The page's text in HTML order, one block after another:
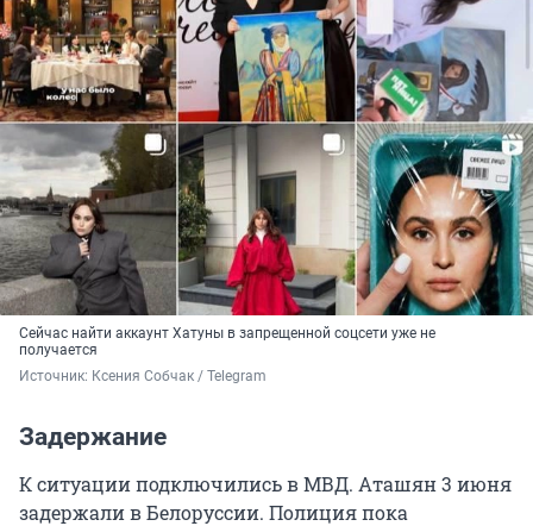
Сейчас найти аккаунт Хатуны в запрещенной соцсети уже не
получается
Источник: Ксения Собчак / Telegram
Задержание
К ситуации подключились в МВД. Аташян 3 июня
задержали в Белоруссии. Полиция пока